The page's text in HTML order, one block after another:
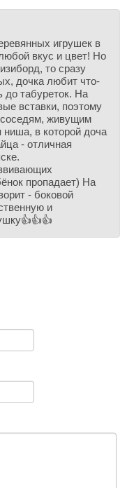
игрушек в
вкус и цвет! Но
то сразу
дочка любит что-
до табуреток. На
вставки, поэтому
живущим
ниша, в которой доча
- отличная
пропадает) На
- боковой
и